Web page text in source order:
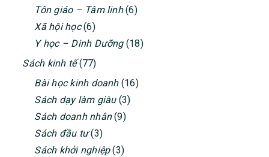
Tôn giáo – Tâm linh(6)
Xã hội học(6)
Y học – Dinh Dưỡng(18)
Sách kinh tế(77)
Bài học kinh doanh(16)
Sách dạy làm giàu(3)
Sách doanh nhân(9)
Sách đầu tư(3)
Sách khởi nghiệp(3)